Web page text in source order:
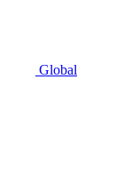
Global